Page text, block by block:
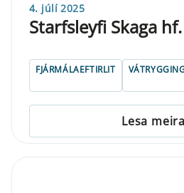
4. júlí 2025
Starfsleyfi Skaga
FJÁRMÁLAEFTIRLIT
Lesa meira